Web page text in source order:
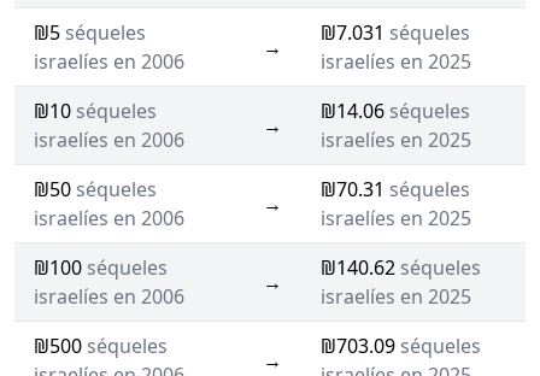
₪5 séqueles
israelíes en 2006
→
₪7.031 séqueles
israelíes en 2025
₪10 séqueles
israelíes en 2006
→
₪14.06 séqueles
israelíes en 2025
₪50 séqueles
israelíes en 2006
→
₪70.31 séqueles
israelíes en 2025
₪100 séqueles
israelíes en 2006
→
₪140.62 séqueles
israelíes en 2025
₪500 séqueles
→
₪703.09 séqueles